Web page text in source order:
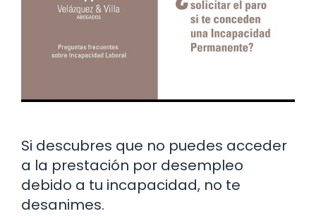
Si descubres que no puedes acceder
a la prestación por desempleo
debido a tu incapacidad, no te
desanimes.